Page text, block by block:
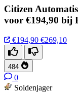
Citizen
voor €194,90 bij
€194,90 €269,10
484
0
Soldenjager